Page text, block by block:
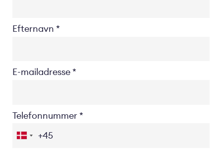
Efternavn
E-mailadresse
Telefonnummer